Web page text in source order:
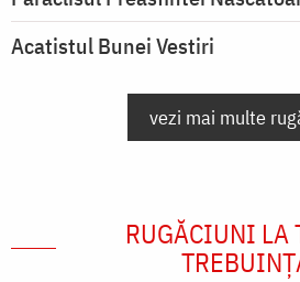
Acatistul Bunei Vestiri
vezi mai multe
RUGĂCIUNI LA